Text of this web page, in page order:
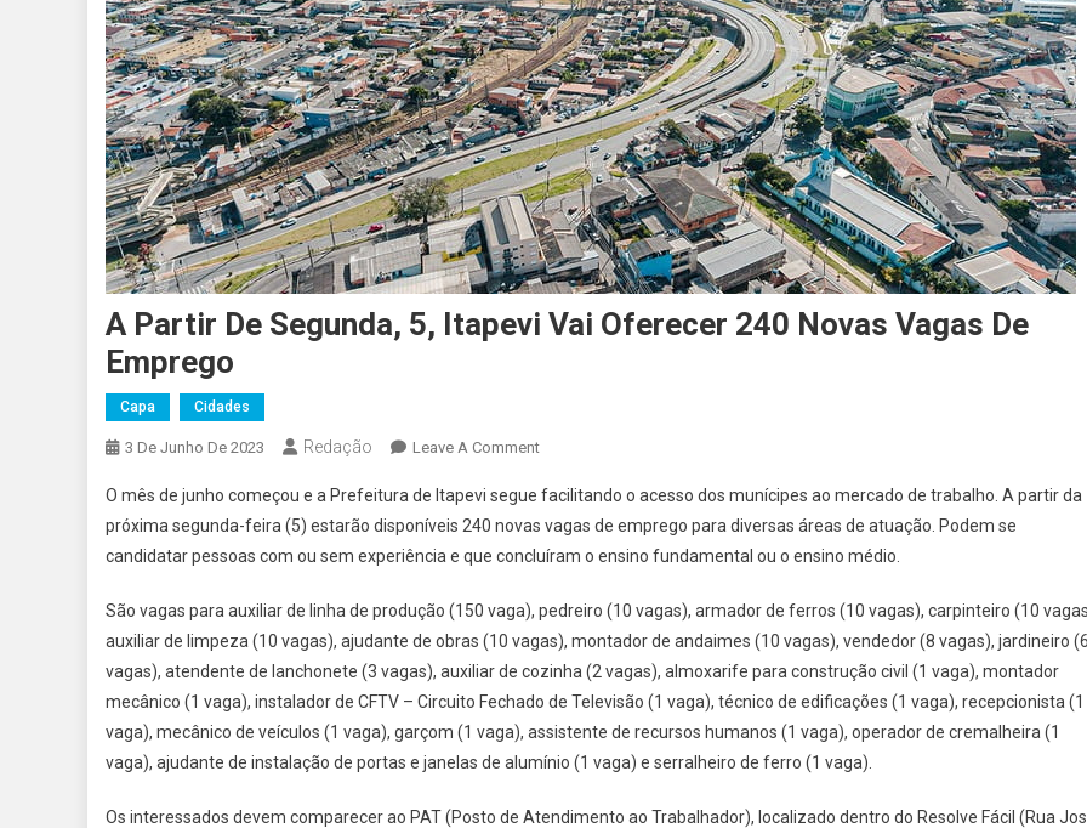
A Partir De Segunda, 5, Itapevi Vai Oferecer 240 Novas Vagas De
Emprego
Capa Cidades
3 De Junho De 2023 Redação Leave A CommentOn
Partir
De
Segunda,
Itapevi
Vai
Oferecer
240
Novas
Vagas
Emprego
O mês de junho começou e a Prefeitura de Itapevi segue facilitando o acesso dos munícipes ao mercado de trabalho. A partir da
próxima segunda-feira (5) estarão disponíveis 240 novas vagas de emprego para diversas áreas de atuação. Podem se
candidatar pessoas com ou sem experiência e que concluíram o ensino fundamental ou o ensino médio.
São vagas para auxiliar de linha de produção (150 vaga), pedreiro (10 vagas), armador de ferros (10 vagas), carpinteiro (10
auxiliar de limpeza (10 vagas), ajudante de obras (10 vagas), montador de andaimes (10 vagas), vendedor (8 vagas), jardineiro
vagas), atendente de lanchonete (3 vagas), auxiliar de cozinha (2 vagas), almoxarife para construção civil (1 vaga), montador
mecânico (1 vaga), instalador de CFTV – Circuito Fechado de Televisão (1 vaga), técnico de edificações (1 vaga), recepcionista (1
vaga), mecânico de veículos (1 vaga), garçom (1 vaga), assistente de recursos humanos (1 vaga), operador de cremalheira (1
vaga), ajudante de instalação de portas e janelas de alumínio (1 vaga) e serralheiro de ferro (1 vaga).
Os interessados devem comparecer ao PAT (Posto de Atendimento ao Trabalhador), localizado dentro do Resolve Fácil (Rua